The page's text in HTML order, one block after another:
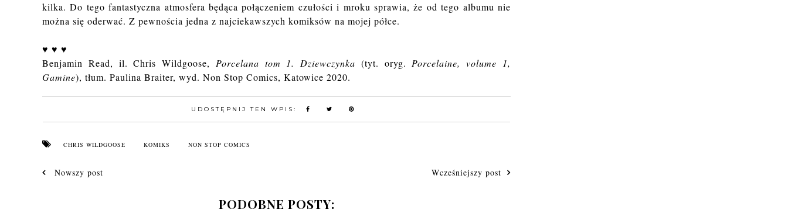
kilka. Do tego fantastyczna atmosfera będąca połączeniem czułości i mroku sprawia, że od tego albumu nie
można się oderwać. Z pewnościa jedna z najciekawszych komiksów na mojej półce.
♥ ♥ ♥
Benjamin Read, il. Chris Wildgoose, Porcelana tom 1. Dziewczynka (tyt. oryg. Porcelaine, volume 1,
Gamine), tłum. Paulina Braiter, wyd. Non Stop Comics, Katowice 2020.
UDOSTĘPNIJ TEN WPIS:
CHRIS WILDGOOSE KOMIKS NON STOP COMICS
Nowszy post Wcześniejszy post
PODOBNE POSTY: